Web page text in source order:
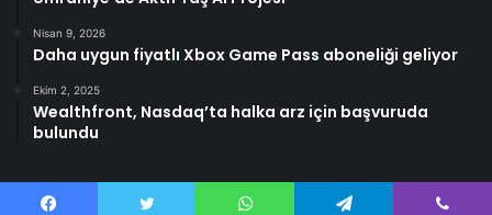
Nisan 9, 2026
Daha uygun fiyatlı Xbox Game Pass aboneliği geliyor
Ekim 2, 2025
Wealthfront, Nasdaq’ta halka arz için başvuruda
bulundu